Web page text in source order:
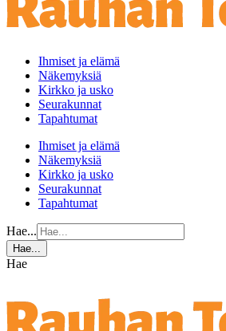
Ihmiset ja elämä
Näkemyksiä
Kirkko ja usko
Seurakunnat
Tapahtumat
Ihmiset ja elämä
Näkemyksiä
Kirkko ja usko
Seurakunnat
Tapahtumat
Hae...
Hae...
Hae